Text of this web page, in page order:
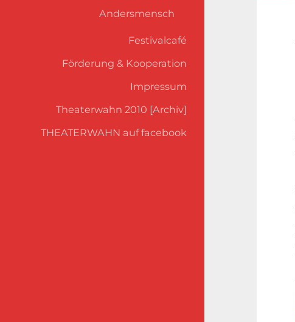
Andersmensch
Festivalcafé
Förderung & Kooperation
Impressum
Theaterwahn 2010 [Archiv]
THEATERWAHN auf facebook